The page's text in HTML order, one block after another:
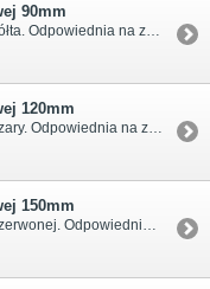
90mm
120mm
150mm